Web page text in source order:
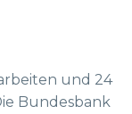
und 24
Bundesbank